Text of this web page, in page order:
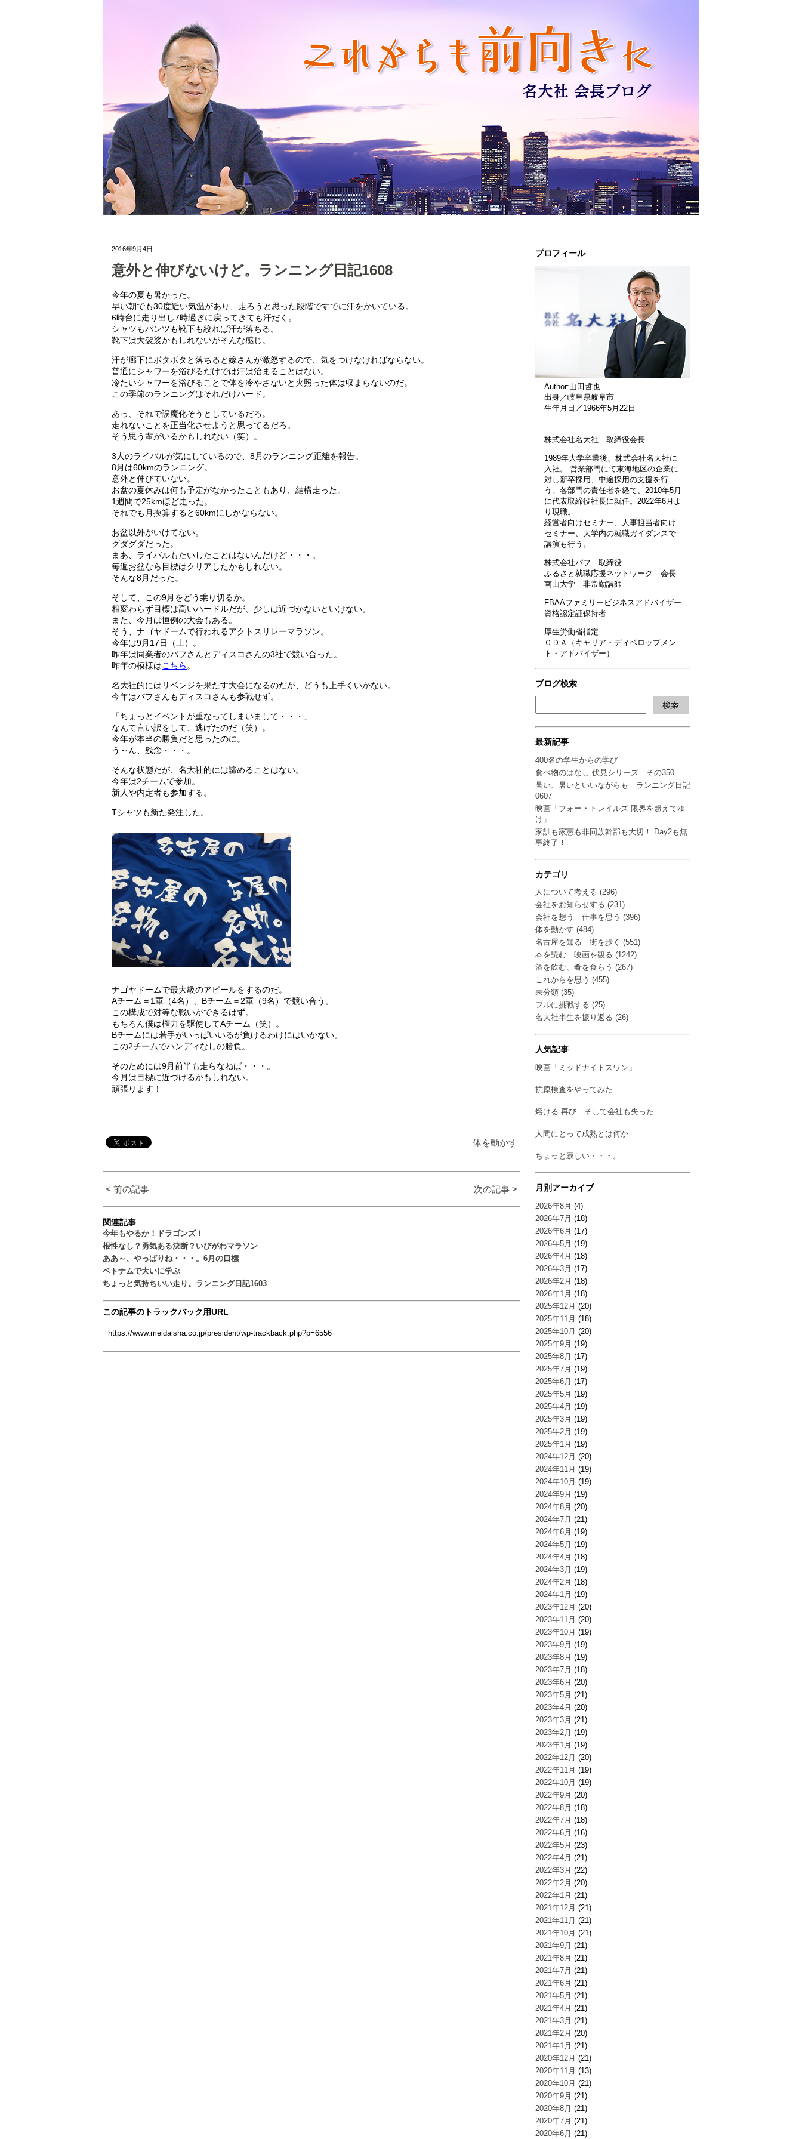
プロフィール
Author:山田哲也
出身／岐阜県岐阜市
生年月日／1966年5月22日
株式会社名大社 取締役会長
1989年大学卒業後、株式会社名大社に
入社。 営業部門にて東海地区の企業に
対し新卒採用、中途採用の支援を行
う。各部門の責任者を経て、2010年5月
に代表取締役社長に就任。2022年6月よ
り現職。
経営者向けセミナー、人事担当者向け
セミナー、大学内の就職ガイダンスで
講演も行う。
株式会社パフ 取締役
ふるさと就職応援ネットワーク 会長
南山大学 非常勤講師
FBAAファミリービジネスアドバイザー
資格認定証保持者
厚生労働省指定
ＣＤＡ（キャリア・ディベロップメン
ト・アドバイザー）
ブログ検索
最新記事
400名の学生からの学び
食べ物のはなし 伏見シリーズ その350
暑い、暑いといいながらも ランニング日記
0607
映画「フォー・トレイルズ 限界を超えてゆ
け」
家訓も家憲も非同族幹部も大切！ Day2も無
事終了！
カテゴリ
人について考える (296)
会社をお知らせする (231)
会社を想う 仕事を思う (396)
体を動かす (484)
名古屋を知る 街を歩く (551)
本を読む 映画を観る (1242)
酒を飲む、肴を食らう (267)
これからを思う (455)
未分類 (35)
フルに挑戦する (25)
名大社半生を振り返る (26)
人気記事
映画「ミッドナイトスワン」
抗原検査をやってみた
熔ける 再び そして会社も失った
人間にとって成熟とは何か
ちょっと寂しい・・・。
月別アーカイブ
2026年8月 (4)
2026年7月 (18)
2026年6月 (17)
2026年5月 (19)
2026年4月 (18)
2026年3月 (17)
2026年2月 (18)
2026年1月 (18)
2025年12月 (20)
2025年11月 (18)
2025年10月 (20)
2025年9月 (19)
2025年8月 (17)
2025年7月 (19)
2025年6月 (17)
2025年5月 (19)
2025年4月 (19)
2025年3月 (19)
2025年2月 (19)
2025年1月 (19)
2024年12月 (20)
2024年11月 (19)
2024年10月 (19)
2024年9月 (19)
2024年8月 (20)
2024年7月 (21)
2024年6月 (19)
2024年5月 (19)
2024年4月 (18)
2024年3月 (19)
2024年2月 (18)
2024年1月 (19)
2023年12月 (20)
2023年11月 (20)
2023年10月 (19)
2023年9月 (19)
2023年8月 (19)
2023年7月 (18)
2023年6月 (20)
2023年5月 (21)
2023年4月 (20)
2023年3月 (21)
2023年2月 (19)
2023年1月 (19)
2022年12月 (20)
2022年11月 (19)
2022年10月 (19)
2022年9月 (20)
2022年8月 (18)
2022年7月 (18)
2022年6月 (16)
2022年5月 (23)
2022年4月 (21)
2022年3月 (22)
2022年2月 (20)
2022年1月 (21)
2021年12月 (21)
2021年11月 (21)
2021年10月 (21)
2021年9月 (21)
2021年8月 (21)
2021年7月 (21)
2021年6月 (21)
2021年5月 (21)
2021年4月 (21)
2021年3月 (21)
2021年2月 (20)
2021年1月 (21)
2020年12月 (21)
2020年11月 (13)
2020年10月 (21)
2020年9月 (21)
2020年8月 (21)
2020年7月 (21)
2020年6月 (21)
2016年9月4日
意外と伸びないけど。ランニング日記1608
今年の夏も暑かった。
早い朝でも30度近い気温があり、走ろうと思った段階ですでに汗をかいている。
6時台に走り出し7時過ぎに戻ってきても汗だく。
シャツもパンツも靴下も絞れば汗が落ちる。
靴下は大袈裟かもしれないがそんな感じ。
汗が廊下にボタボタと落ちると嫁さんが激怒するので、気をつけなければならない。
普通にシャワーを浴びるだけでは汗は治まることはない。
冷たいシャワーを浴びることで体を冷やさないと火照った体は収まらないのだ。
この季節のランニングはそれだけハード。
あっ、それで誤魔化そうとしているだろ。
走れないことを正当化させようと思ってるだろ。
そう思う輩がいるかもしれない（笑）。
3人のライバルが気にしているので、8月のランニング距離を報告。
8月は60kmのランニング。
意外と伸びていない。
お盆の夏休みは何も予定がなかったこともあり、結構走った。
1週間で25kmほど走った。
それでも月換算すると60kmにしかならない。
お盆以外がいけてない。
グダグダだった。
まあ、ライバルもたいしたことはないんだけど・・・。
毎週お盆なら目標はクリアしたかもしれない。
そんな8月だった。
そして、この9月をどう乗り切るか。
相変わらず目標は高いハードルだが、少しは近づかないといけない。
また、今月は恒例の大会もある。
そう、ナゴヤドームで行われるアクトスリレーマラソン。
今年は9月17日（土）。
昨年は同業者のパフさんとディスコさんの3社で競い合った。
昨年の模様はこちら 。
名大社的にはリベンジを果たす大会になるのだが、どうも上手くいかない。
今年はパフさんもディスコさんも参戦せず。
「ちょっとイベントが重なってしまいまして・・・」
なんて言い訳をして、逃げたのだ（笑）。
今年が本当の勝負だと思ったのに。
う～ん、残念・・・。
そんな状態だが、名大社的には諦めることはない。
今年は2チームで参加。
新人や内定者も参加する。
Tシャツも新た発注した。
ナゴヤドームで最大級のアピールをするのだ。
Aチーム＝1軍（4名）、Bチーム＝2軍（9名）で競い合う。
この構成で対等な戦いができるはず。
もちろん僕は権力を駆使してAチーム（笑）。
Bチームには若手がいっぱいいるが負けるわけにはいかない。
この2チームでハンディなしの勝負。
そのためには9月前半も走らなねば・・・。
今月は目標に近づけるかもしれない。
頑張ります！
体を動かす
< 前の記事 次の記事 >
関連記事
今年もやるか！ドラゴンズ！
根性なし？勇気ある決断？いびがわマラソン
ああ～、やっぱりね・・・。6月の目標
ベトナムで大いに学ぶ
ちょっと気持ちいい走り。ランニング日記1603
この記事のトラックバック用URL